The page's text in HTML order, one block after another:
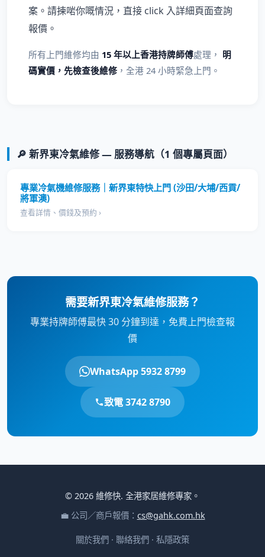
案。請揀啱你嘅情況，直接 click 入詳細頁面查詢
報價。
所有上門維修均由 15 年以上香港持牌師傅處理， 明
碼實價，先檢查後維修 ，全港 24 小時緊急上門。
🔎 新界東冷氣維修 — 服務導航（1 個專屬頁面）
專業冷氣機維修服務｜新界東特快上門 (沙田/大埔/西貢/
將軍澳)
查看詳情、價錢及預約 ›
需要新界東冷氣維修服務？
專業持牌師傅最快 30 分鐘到達，免費上門檢查報
價
WhatsApp 5932 8799
致電 3742 8790
© 2026 維修快. 全港家居維修專家。
💼 公司／商戶報價： cs@gahk.com.hk
關於我們 · 聯絡我們 · 私隱政策